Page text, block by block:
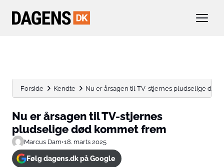
Forside Kendte Nu er årsagen til TV-stjernes pludselige død
Nu er årsagen til TV-stjernes
pludselige død kommet frem
Marcus Dam•18. marts 2025
Følg dagens.dk på Google